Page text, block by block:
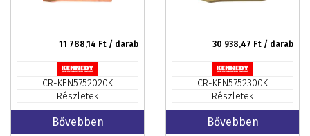
11 788,14 Ft / darab
CR-KEN5752020K
Részletek
Bővebben
30 938,47 Ft / darab
CR-KEN5752300K
Részletek
Bővebben